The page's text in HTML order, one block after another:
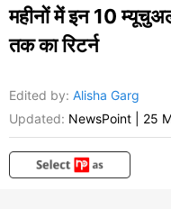
महीनों में इन 10
तक का रिटर्न
Edited by: Alisha Garg
Updated: NewsPoint 25